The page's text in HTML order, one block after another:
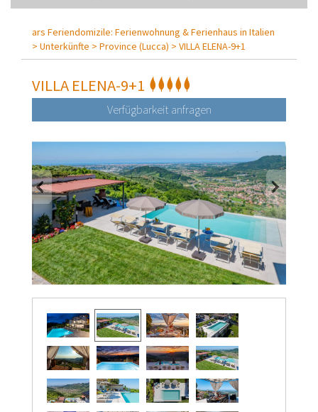
ars Feriendomizile: Ferienwohnung & Ferienhaus in Italien
> Unterkünfte > Province (Lucca) > VILLA ELENA-9+1
VILLA ELENA-9+1
Verfügbarkeit anfragen